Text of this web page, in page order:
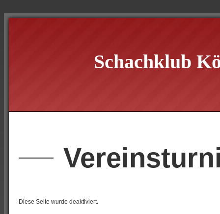
Schachklub
Diese Seite wurde deaktiviert.